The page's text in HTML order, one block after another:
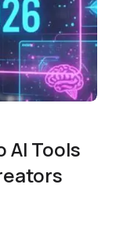
AI Tools